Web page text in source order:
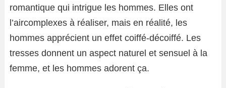
romantique qui intrigue les hommes. Elles ont
l’aircomplexes à réaliser, mais en réalité, les
hommes apprécient un effet coiffé-décoiffé. Les
tresses donnent un aspect naturel et sensuel à la
femme, et les hommes adorent ça.